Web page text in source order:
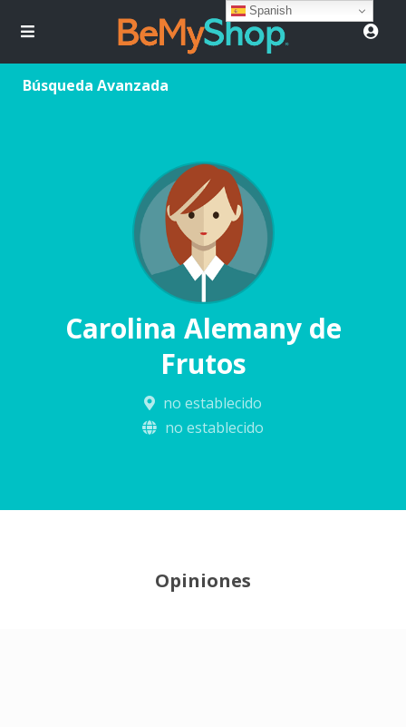
Búsqueda Avanzada
Carolina Alemany de
Frutos
no establecido
no establecido
Opiniones
Spanish